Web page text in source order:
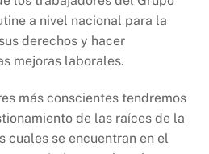
a nivel nacional para la
derechos y hacer
mejoras laborales.
más conscientes tendremos
de las raíces de la
cuales se encuentran en el